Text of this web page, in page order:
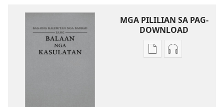
MGA PILILIAN SA PAG-
DOWNLOAD
Mga Mga